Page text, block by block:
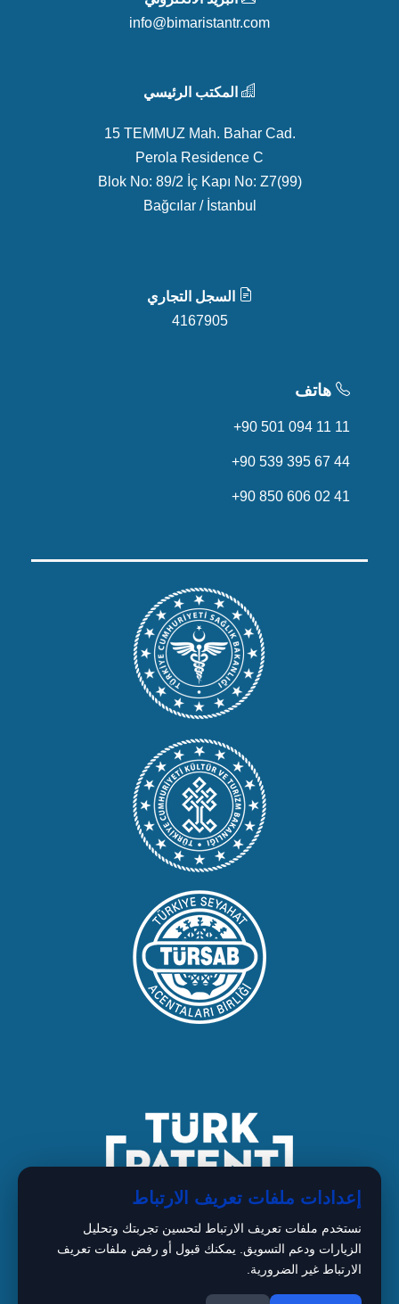
info@bimaristantr.com
المكتب الرئيسي
15 TEMMUZ Mah. Bahar Cad.
Perola Residence C
Blok No: 89/2 İç Kapı No: Z7(99)
Bağcılar / İstanbul
السجل التجاري
4167905
هاتف
+90 501 094 11 11
+90 539 395 67 44
+90 850 606 02 41
إعدادات ملفات تعريف الارتباط
نستخدم ملفات تعريف الارتباط لتحسين تجربتك وتحليل
الزيارات ودعم التسويق. يمكنك قبول أو رفض ملفات تعريف
الارتباط غير الضرورية.